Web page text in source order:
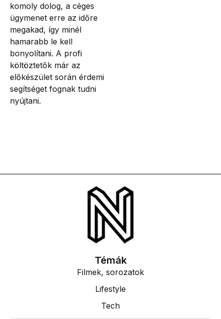
komoly dolog, a céges
ügymenet erre az időre
megakad, így minél
hamarabb le kell
bonyolítani. A profi
költöztetők már az
előkészület során érdemi
segítséget fognak tudni
nyújtani.
Témák
Filmek, sorozatok
Lifestyle
Tech